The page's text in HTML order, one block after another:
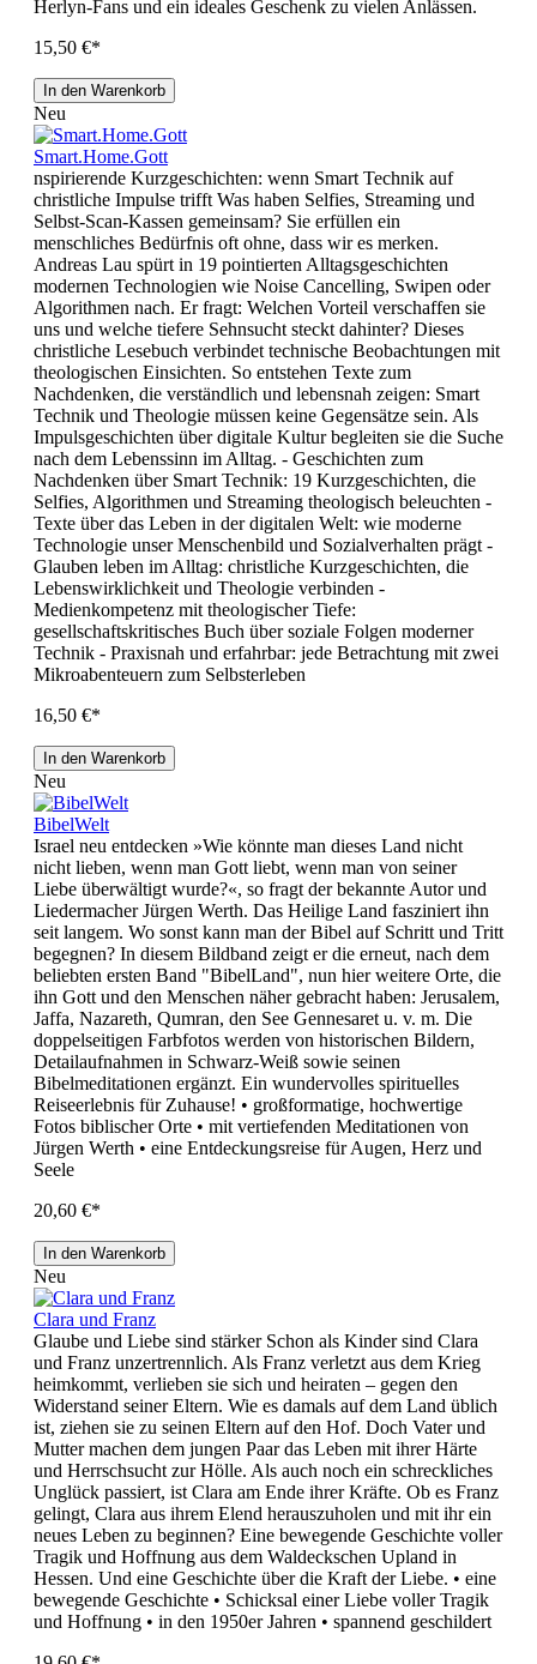
Herlyn-Fans und ein ideales Geschenk zu vielen Anlässen.
15,50 €*
In den Warenkorb
Neu
Smart.Home.Gott
nspirierende Kurzgeschichten: wenn Smart Technik auf
christliche Impulse trifft Was haben Selfies, Streaming und
Selbst-Scan-Kassen gemeinsam? Sie erfüllen ein
menschliches Bedürfnis oft ohne, dass wir es merken.
Andreas Lau spürt in 19 pointierten Alltagsgeschichten
modernen Technologien wie Noise Cancelling, Swipen oder
Algorithmen nach. Er fragt: Welchen Vorteil verschaffen sie
uns und welche tiefere Sehnsucht steckt dahinter? Dieses
christliche Lesebuch verbindet technische Beobachtungen mit
theologischen Einsichten. So entstehen Texte zum
Nachdenken, die verständlich und lebensnah zeigen: Smart
Technik und Theologie müssen keine Gegensätze sein. Als
Impulsgeschichten über digitale Kultur begleiten sie die Suche
nach dem Lebenssinn im Alltag. - Geschichten zum
Nachdenken über Smart Technik: 19 Kurzgeschichten, die
Selfies, Algorithmen und Streaming theologisch beleuchten -
Texte über das Leben in der digitalen Welt: wie moderne
Technologie unser Menschenbild und Sozialverhalten prägt -
Glauben leben im Alltag: christliche Kurzgeschichten, die
Lebenswirklichkeit und Theologie verbinden -
Medienkompetenz mit theologischer Tiefe:
gesellschaftskritisches Buch über soziale Folgen moderner
Technik - Praxisnah und erfahrbar: jede Betrachtung mit zwei
Mikroabenteuern zum Selbsterleben
16,50 €*
In den Warenkorb
Neu
BibelWelt
Israel neu entdecken »Wie könnte man dieses Land nicht
nicht lieben, wenn man Gott liebt, wenn man von seiner
Liebe überwältigt wurde?«, so fragt der bekannte Autor und
Liedermacher Jürgen Werth. Das Heilige Land fasziniert ihn
seit langem. Wo sonst kann man der Bibel auf Schritt und Tritt
begegnen? In diesem Bildband zeigt er die erneut, nach dem
beliebten ersten Band "BibelLand", nun hier weitere Orte, die
ihn Gott und den Menschen näher gebracht haben: Jerusalem,
Jaffa, Nazareth, Qumran, den See Gennesaret u. v. m. Die
doppelseitigen Farbfotos werden von historischen Bildern,
Detailaufnahmen in Schwarz-Weiß sowie seinen
Bibelmeditationen ergänzt. Ein wundervolles spirituelles
Reiseerlebnis für Zuhause! • großformatige, hochwertige
Fotos biblischer Orte • mit vertiefenden Meditationen von
Jürgen Werth • eine Entdeckungsreise für Augen, Herz und
Seele
20,60 €*
In den Warenkorb
Neu
Clara und Franz
Glaube und Liebe sind stärker Schon als Kinder sind Clara
und Franz unzertrennlich. Als Franz verletzt aus dem Krieg
heimkommt, verlieben sie sich und heiraten – gegen den
Widerstand seiner Eltern. Wie es damals auf dem Land üblich
ist, ziehen sie zu seinen Eltern auf den Hof. Doch Vater und
Mutter machen dem jungen Paar das Leben mit ihrer Härte
und Herrschsucht zur Hölle. Als auch noch ein schreckliches
Unglück passiert, ist Clara am Ende ihrer Kräfte. Ob es Franz
gelingt, Clara aus ihrem Elend herauszuholen und mit ihr ein
neues Leben zu beginnen? Eine bewegende Geschichte voller
Tragik und Hoffnung aus dem Waldeckschen Upland in
Hessen. Und eine Geschichte über die Kraft der Liebe. • eine
bewegende Geschichte • Schicksal einer Liebe voller Tragik
und Hoffnung • in den 1950er Jahren • spannend geschildert